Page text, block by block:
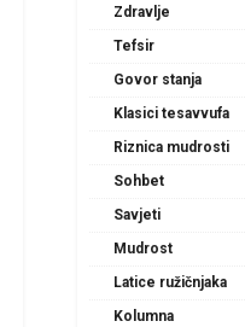
Zdravlje
Tefsir
Govor stanja
Klasici tesavvufa
Riznica mudrosti
Sohbet
Savjeti
Mudrost
Latice ružičnjaka
Kolumna